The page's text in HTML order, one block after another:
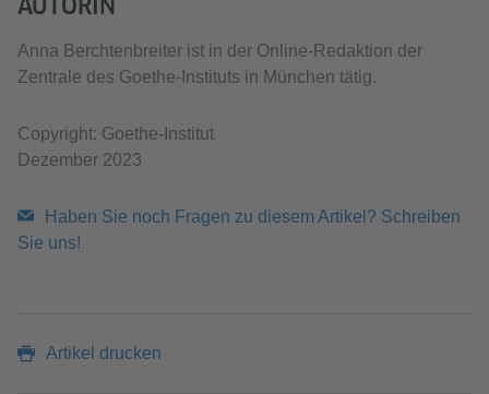
Anna Berchtenbreiter ist in der Online-Redaktion der
Zentrale des Goethe-Instituts in München tätig.
Copyright: Goethe-Institut
Dezember 2023
Haben Sie noch Fragen zu diesem Artikel? Schreiben
Sie uns!
Artikel drucken